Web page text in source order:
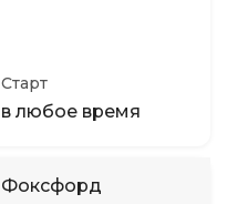
Старт
в любое время
Фоксфорд